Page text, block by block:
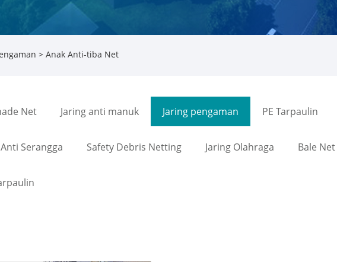
> Anak Anti-tiba Net
Net Jaring anti manuk Jaring pengaman PE Tarpaulin
Serangga Safety Debris Netting Jaring Olahraga Bale